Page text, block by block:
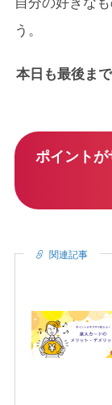
う。
本日も最後ま
ポイント
関連記事